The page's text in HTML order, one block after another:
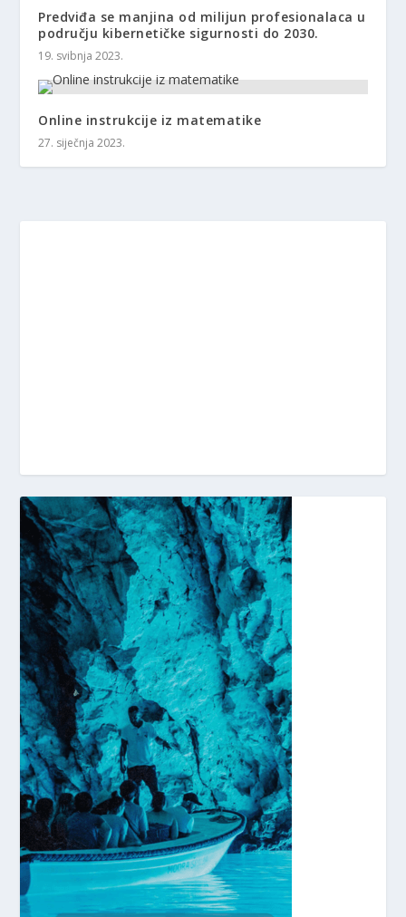
Predviđa se manjina od milijun profesionalaca u
području kibernetičke sigurnosti do 2030.
19. svibnja 2023.
Online instrukcije iz matematike
27. siječnja 2023.